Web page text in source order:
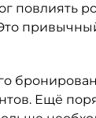
повлиять
Ещё